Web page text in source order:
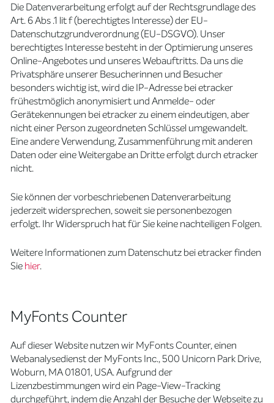
Die Datenverarbeitung erfolgt auf der Rechtsgrundlage des
Art. 6 Abs .1 lit f (berechtigtes Interesse) der EU-
Datenschutzgrundverordnung (EU-DSGVO). Unser
berechtigtes Interesse besteht in der Optimierung unseres
Online-Angebotes und unseres Webauftritts. Da uns die
Privatsphäre unserer Besucherinnen und Besucher
besonders wichtig ist, wird die IP-Adresse bei etracker
frühestmöglich anonymisiert und Anmelde- oder
Gerätekennungen bei etracker zu einem eindeutigen, aber
nicht einer Person zugeordneten Schlüssel umgewandelt.
Eine andere Verwendung, Zusammenführung mit anderen
Daten oder eine Weitergabe an Dritte erfolgt durch etracker
nicht.
Sie können der vorbeschriebenen Datenverarbeitung
jederzeit widersprechen, soweit sie personenbezogen
erfolgt. Ihr Widerspruch hat für Sie keine nachteiligen Folgen.
Weitere Informationen zum Datenschutz bei etracker finden
Siehier.
MyFonts Counter
Auf dieser Website nutzen wir MyFonts Counter, einen
Webanalysedienst der MyFonts Inc., 500 Unicorn Park Drive,
Woburn, MA 01801, USA. Aufgrund der
Lizenzbestimmungen wird ein Page-View-Tracking
durchgeführt, indem die Anzahl der Besuche der Webseite zu